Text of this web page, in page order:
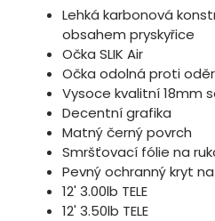
Lehká karbonová
obsahem pryskyřice
Očka SLIK Air
Očka odolná proti
Vysoce kvalitní 18mm
Decentní grafika
Matný černý povrch
Smršťovací fólie na
Pevný ochranný kryt
12' 3.00lb TELE
12' 3.50lb TELE